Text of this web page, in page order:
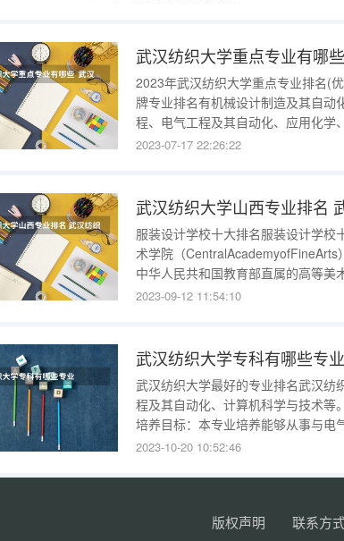
维技术、纺
2023年武汉纺织大学重点专业排名(
牌专业排名有机械设计制造及其自动
程、电气工程及其自动化、应用化学
工程等，以下是具体专业名单，供同
织大学金融学类
2023-07-17 22:26:22
服装设计学校十大排名服装设计学
术学院（CentralAcademyofFineArts
中华人民共和国教育部直属的高等美
是服装设计学校里最好的学校。2、清
2023-09-12 11:54:10
武汉纺织大学专科有哪些专业
武汉纺织大学最好的专业排名武汉纺
程及其自动化、计算机科学与技术等
培养目标：本专业培养能够从事与电
制、电力电子技术、信息处理、试验
务培养要求：本专业学生主要学习电
2023-10-20 10:52:46
版权声明 联系方